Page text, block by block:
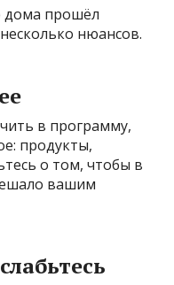
дома прошёл
нюансов.
в программу,
продукты,
о том, чтобы в
вашим